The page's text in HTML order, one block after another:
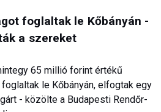
foglaltak le Kőbányán -
a szereket
65 millió forint értékű
le Kőbányán, elfogtak egy
- közölte a Budapesti Rendőr-